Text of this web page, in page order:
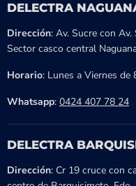
DELECTRA
Dirección: Av. Sucre con
Sector casco central
Horario: Lunes a Viernes de
Whatsapp: 0424 407 78 24
DELECTRA
Dirección: Cr 19 cruce con